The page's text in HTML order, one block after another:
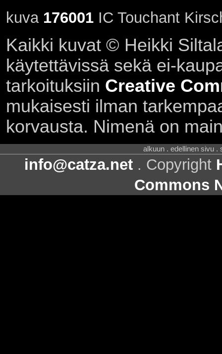
kuva 176001IC Touchant
Kaikki kuvat © Heikki
käytettävissä sekä ei-
tarkoituksiin Creative
mukaisesti ilman
korvausta. Nimenä on
alkuun . edellinen sivu .
info@catza.net . Copyright
Commons